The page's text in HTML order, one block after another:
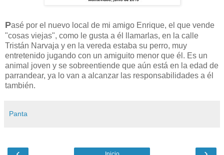
Pasé por el nuevo local de mi amigo Enrique, el que vende
"cosas viejas", como le gusta a él llamarlas, en la calle
Tristán Narvaja y en la vereda estaba su perro, muy
entretenido jugando con un amiguito menor que él. Es un
animal joven y se sobreentiende que aún está en la edad de
parrandear, ya lo van a alcanzar las responsabilidades a él
también.
Panta